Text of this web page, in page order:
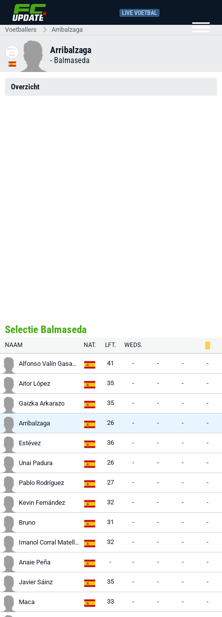
LIVE VOETBAL
Voetballers Arribalzaga
Arribalzaga
- Balmaseda
Overzicht
Selectie Balmaseda
NAAM NAT. LFT. WEDS.
Alfonso Valín Gasamanes 41 - - - -
Aitor López 35 - - - -
Gaizka Arkarazo 35 - - - -
Arribalzaga 26 - - - -
Estévez 36 - - - -
Unai Padura 26 - - - -
Pablo Rodríguez 27 - - - -
Kevin Fernández 32 - - - -
Bruno 31 - - - -
Imanol Corral Matellán 32 - - - -
Anaie Peña - - - - -
Javier Sáinz 35 - - - -
Maca 33 - - - -